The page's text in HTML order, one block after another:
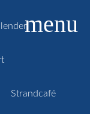
Strandcafé
menu